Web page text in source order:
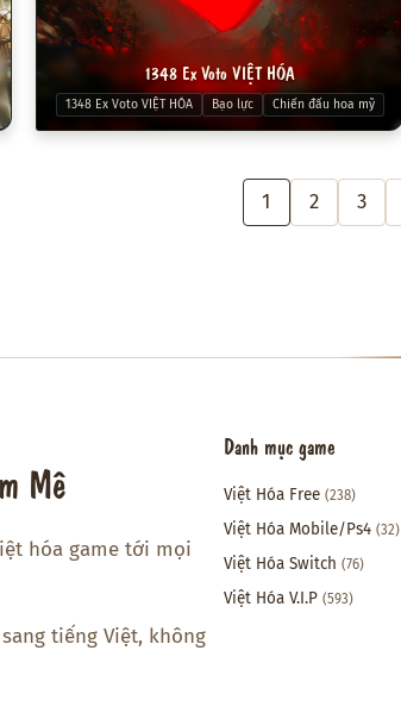
1348 Ex Voto VIỆT HÓA
1348 Ex Voto VIỆT HÓA Bạo lực Chiến đấu hoa mỹ
1 2 3
Mê
hóa game tới mọi
tiếng Việt, không
Danh mục game
Việt Hóa Free (238)
Việt Hóa Mobile/Ps4 (32)
Việt Hóa Switch (76)
Việt Hóa V.I.P (593)